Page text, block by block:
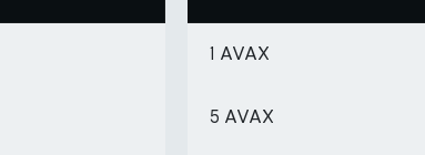
1 AVAX
5 AVAX